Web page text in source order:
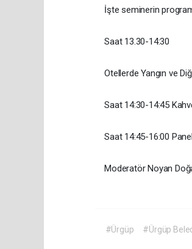
İşte seminerin
Saat 13.30-14:30
​​Otellerde Yangın ve
Saat 14:30-14:45
Saat 14:45-16:00 Panel ​​
Moderatör Noyan
#Ürgüp #Ürgüp